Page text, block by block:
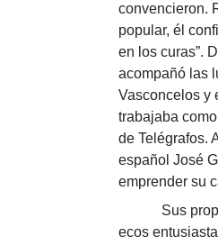
convencieron.
popular, él
en los curas”.
acompañó las
Vasconcelos y
trabajaba
de Telégrafos.
español José
emprender su
Sus
ecos